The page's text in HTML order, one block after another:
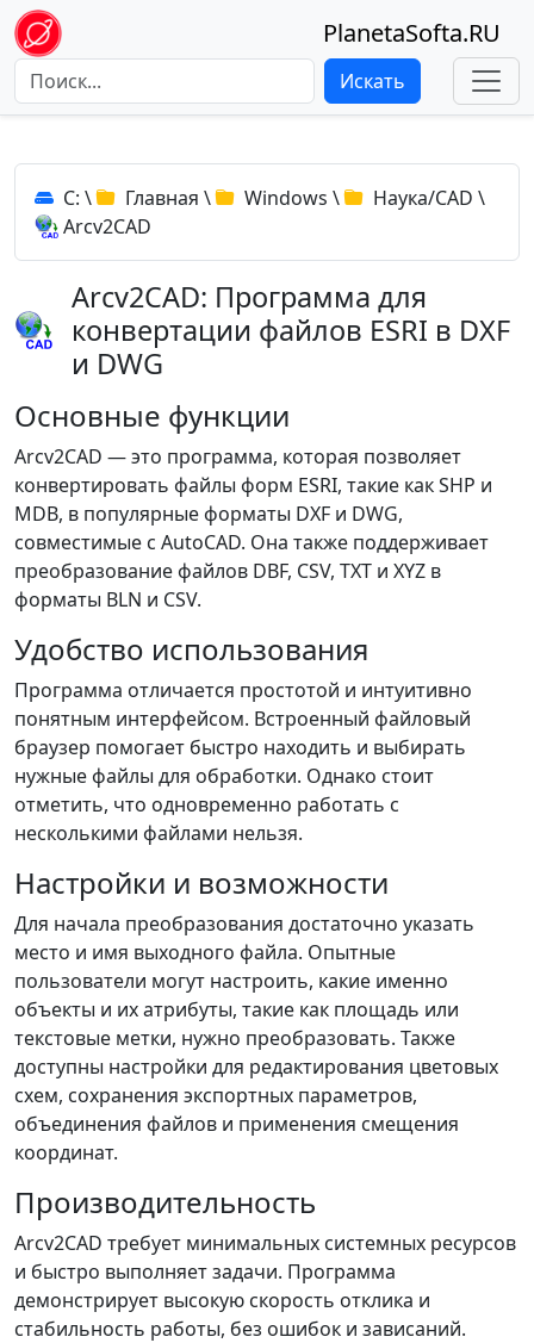
PlanetaSofta.RU
Искать
C: \ Главная \ Windows \ Наука/CAD \
Arcv2CAD
Arcv2CAD: Программа для
конвертации файлов ESRI в DXF
и DWG
Основные функции
Arcv2CAD — это программа, которая позволяет
конвертировать файлы форм ESRI, такие как SHP и
MDB, в популярные форматы DXF и DWG,
совместимые с AutoCAD. Она также поддерживает
преобразование файлов DBF, CSV, TXT и XYZ в
форматы BLN и CSV.
Удобство использования
Программа отличается простотой и интуитивно
понятным интерфейсом. Встроенный файловый
браузер помогает быстро находить и выбирать
нужные файлы для обработки. Однако стоит
отметить, что одновременно работать с
несколькими файлами нельзя.
Настройки и возможности
Для начала преобразования достаточно указать
место и имя выходного файла. Опытные
пользователи могут настроить, какие именно
объекты и их атрибуты, такие как площадь или
текстовые метки, нужно преобразовать. Также
доступны настройки для редактирования цветовых
схем, сохранения экспортных параметров,
объединения файлов и применения смещения
координат.
Производительность
Arcv2CAD требует минимальных системных ресурсов
и быстро выполняет задачи. Программа
демонстрирует высокую скорость отклика и
стабильность работы, без ошибок и зависаний.